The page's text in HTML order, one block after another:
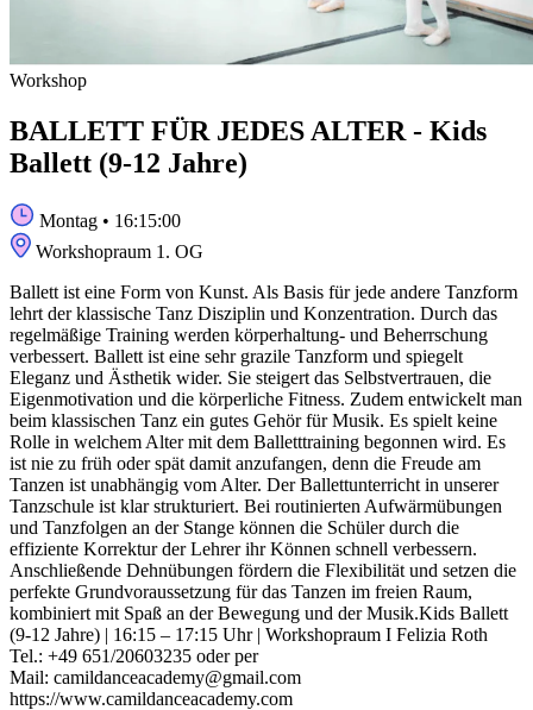
Workshop
BALLETT FÜR JEDES ALTER - Kids
Ballett (9-12 Jahre)
Montag • 16:15:00
Workshopraum 1. OG
Ballett ist eine Form von Kunst. Als Basis für jede andere Tanzform
lehrt der klassische Tanz Disziplin und Konzentration. Durch das
regelmäßige Training werden körperhaltung- und Beherrschung
verbessert. Ballett ist eine sehr grazile Tanzform und spiegelt
Eleganz und Ästhetik wider. Sie steigert das Selbstvertrauen, die
Eigenmotivation und die körperliche Fitness. Zudem entwickelt man
beim klassischen Tanz ein gutes Gehör für Musik. Es spielt keine
Rolle in welchem Alter mit dem Balletttraining begonnen wird. Es
ist nie zu früh oder spät damit anzufangen, denn die Freude am
Tanzen ist unabhängig vom Alter. Der Ballettunterricht in unserer
Tanzschule ist klar strukturiert. Bei routinierten Aufwärmübungen
und Tanzfolgen an der Stange können die Schüler durch die
effiziente Korrektur der Lehrer ihr Können schnell verbessern.
Anschließende Dehnübungen fördern die Flexibilität und setzen die
perfekte Grundvoraussetzung für das Tanzen im freien Raum,
kombiniert mit Spaß an der Bewegung und der Musik.​ Kids Ballett
(9-12 Jahre) | 16:15 – 17:15 Uhr | Workshopraum I Felizia Roth
Tel.: +49 651/20603235 oder per
Mail: camildanceacademy@gmail.com
https://www.camildanceacademy.com